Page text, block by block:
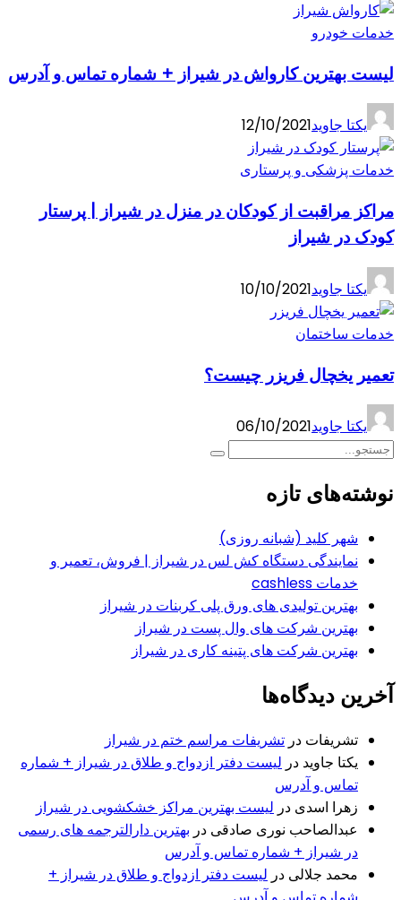
خدمات خودرو
لیست بهترین کارواش در شیراز + شماره تماس و آدرس
یکتا جاوید12/10/2021
خدمات پزشکی و پرستاری
مراکز مراقبت از کودکان در منزل در شیراز | پرستار
کودک در شیراز
یکتا جاوید10/10/2021
خدمات ساختمان
تعمیر یخچال فریزر چیست؟
یکتا جاوید06/10/2021
نوشته‌های تازه
شهر کلید (شبانه روزی)
نمایندگی دستگاه کش لس در شیراز | فروش، تعمیر و
خدمات cashless
بهترین تولیدی های ورق پلی کربنات در شیراز
بهترین شرکت های وال پست در شیراز
بهترین شرکت های پتینه کاری در شیراز
آخرین دیدگاه‌ها
تشریفات در تشریفات مراسم ختم در شیراز
یکتا جاوید در لیست دفتر ازدواج و طلاق در شیراز + شماره
تماس و آدرس
زهرا اسدی در لیست بهترین مراکز خشکشویی در شیراز
عبدالصاحب نوری صادقی در بهترین دارالترجمه های رسمی
در شیراز + شماره تماس و آدرس
محمد جلالی در لیست دفتر ازدواج و طلاق در شیراز +